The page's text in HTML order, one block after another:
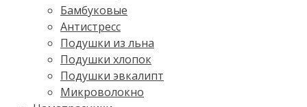
Бамбуковые
Антистресс
Подушки из льна
Подушки хлопок
Подушки эвкалипт
Микроволокно